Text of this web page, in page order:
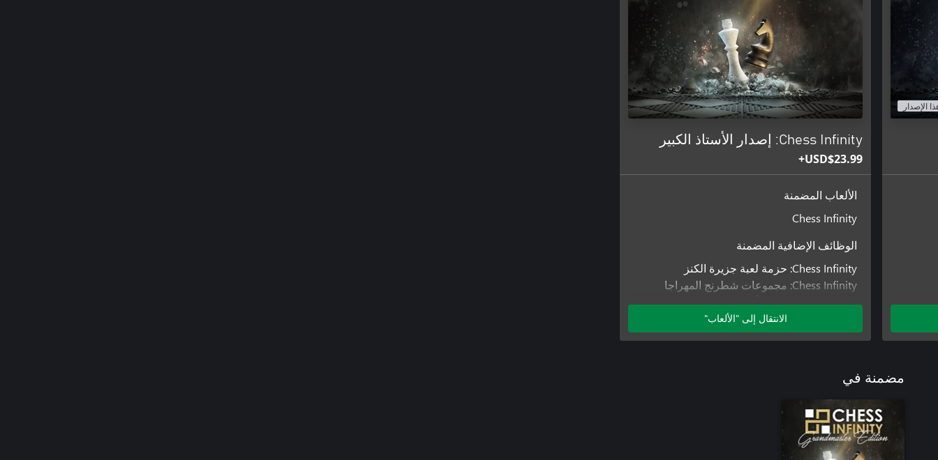
الإصدار
Chess Infinity: إصدار الأستاذ الكبير
USD$23.99+
الألعاب المضمنة
Chess Infinity
الوظائف الإضافية المضمنة
Chess Infinity: حزمة لعبة جزيرة الكنز
Chess Infinity: مجموعات شطرنج المهراجا
Chess Infinity: حزمة ألغاز مات في خطوتين
Chess Infinity: مجموعات الشطرنج الأرثوغرافية
الانتقال إلى "الألعاب"
مضمنة في